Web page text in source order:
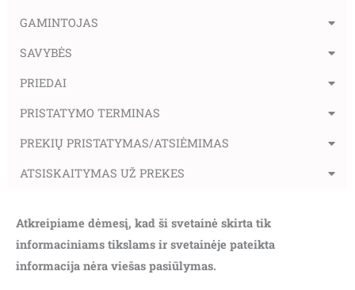
GAMINTOJAS
SAVYBĖS
PRIEDAI
PRISTATYMO TERMINAS
PREKIŲ PRISTATYMAS/ATSIĖMIMAS
ATSISKAITYMAS UŽ PREKES
Atkreipiame dėmesį, kad ši svetainė skirta tik
informaciniams tikslams ir svetainėje pateikta
informacija nėra viešas pasiūlymas.